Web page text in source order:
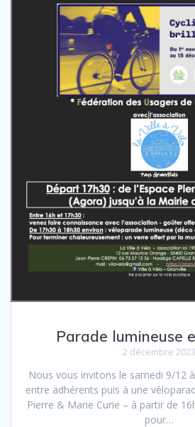
Parade lumineuse
2 décembre 2023
Nous vous invitons le samedi 9/12
entre adhérents puis à une
Pierre & Marie Curie – à partir de
pour…